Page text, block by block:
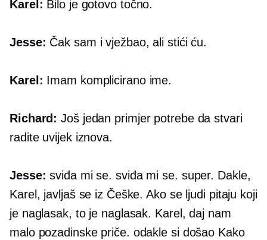
Karel: Bilo je gotovo točno.
Jesse: Čak sam i vježbao, ali stići ću.
Karel: Imam komplicirano ime.
Richard: Još jedan primjer potrebe da stvari
radite uvijek iznova.
Jesse: sviđa mi se. sviđa mi se. super. Dakle,
Karel, javljaš se iz Češke. Ako se ljudi pitaju koji
je naglasak, to je naglasak. Karel, daj nam
malo pozadinske priče. odakle si došao Kako